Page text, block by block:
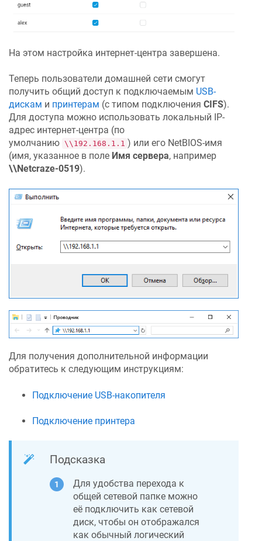
На этом настройка интернет-центра завершена.
Теперь пользователи домашней сети смогут
получить общий доступ к подключаемым USB-
дискам и принтерам (с типом подключения CIFS).
Для доступа можно использовать локальный IP-
адрес интернет-центра (по
умолчанию \\192.168.1.1 ) или его NetBIOS-имя
(имя, указанное в поле Имя сервера, например
\\Netcraze-0519).
Для получения дополнительной информации
обратитесь к следующим инструкциям:
Подключение USB-накопителя
Подключение принтера
Подсказка
Для удобства перехода к
общей сетевой папке можно
её подключить как сетевой
диск, чтобы он отображался
как обычный логический